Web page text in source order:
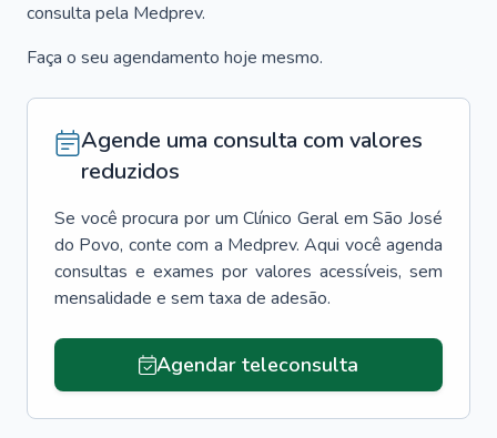
consulta pela Medprev.
Faça o seu agendamento hoje mesmo.
Agende uma consulta com valores
reduzidos
Se você procura por um Clínico Geral em São José
do Povo, conte com a Medprev. Aqui você agenda
consultas e exames por valores acessíveis, sem
mensalidade e sem taxa de adesão.
Agendar teleconsulta